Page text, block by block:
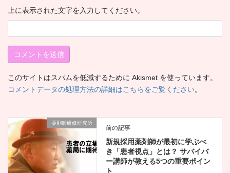
上に表示された文字を入力してください。
このサイトはスパムを低減するために Akismet を使っています。
コメントデータの処理方法の詳細はこちらをご覧ください。
薬剤師研修研究所
前の記事
新規採用薬剤師が最初に学ぶべ
き「患者視点」とは？ サバイバ
ー講師が教える5つの重要ポイン
ト